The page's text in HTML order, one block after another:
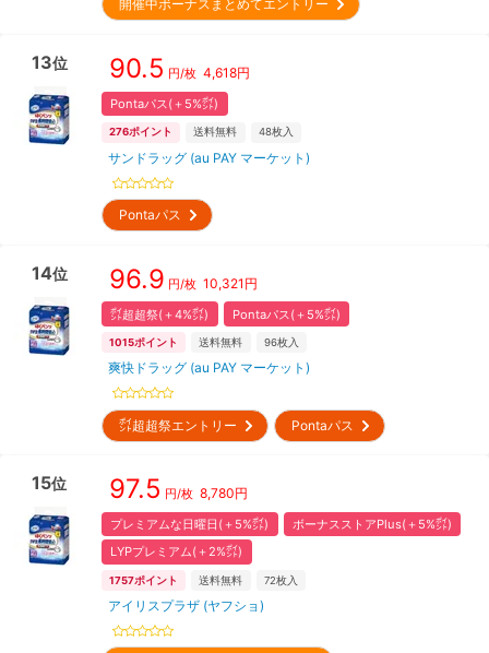
開催中ボーナスまとめてエントリー
13位 90.5 円/枚 4,618円
Pontaパス(＋5%㌽)
276ポイント 送料無料 48枚入
サンドラッグ (au PAY マーケット)
Pontaパス
14位 96.9 円/枚 10,321 円
㌽超超祭(＋4%㌽) Pontaパス(＋5%㌽)
1015ポイント 送料無料 96枚入
爽快ドラッグ (au PAY マーケット)
㌽超超祭エントリー Pontaパス
15位 97.5 円/枚 8,780円
プレミアムな日曜日(＋5%㌽)
ボーナスストアPlus(＋5%㌽)
LYPプレミアム(＋2%㌽)
1757ポイント 送料無料 72枚入
アイリスプラザ (ヤフショ)